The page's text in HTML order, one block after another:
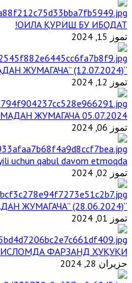
ОИЛА ҚУРИШ БУ ИБОДАТ!
تموز 15, 2024
“ЖУМАДАН ЖУМАГАЧА” (12.07.2024)
تموز 12, 2024
ЖУМАГАЧА 05.07.2024
تموز 06, 2024
uchun qabul davom etmoqda
تموز 02, 2024
“ЖУМАДАН ЖУМАГАЧА” (28.06.2024)
تموز 01, 2024
ИСЛОМДА ФАРЗАНД ҲУҚУҚИ
حزيران 28, 2024